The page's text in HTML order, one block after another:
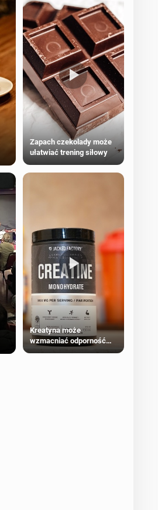
Zapach czekolady może
ułatwiać trening siłowy
Kreatyna może
wzmacniać odporność
przeciw nowotworom